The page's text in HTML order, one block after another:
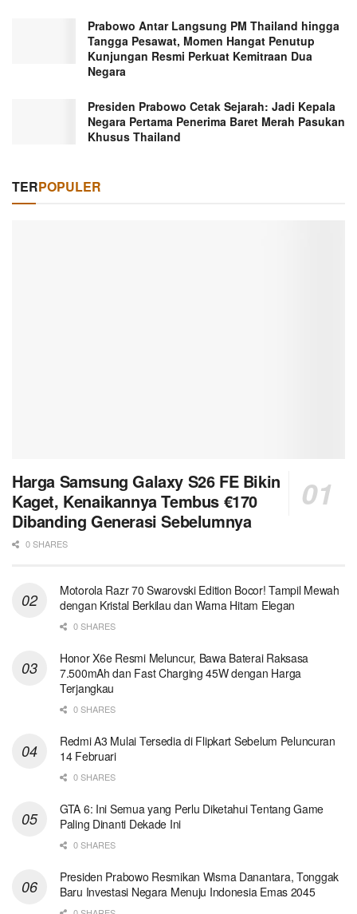
Prabowo Antar Langsung PM Thailand hingga
Tangga Pesawat, Momen Hangat Penutup
Kunjungan Resmi Perkuat Kemitraan Dua
Negara
Presiden Prabowo Cetak Sejarah: Jadi Kepala
Negara Pertama Penerima Baret Merah Pasukan
Khusus Thailand
TERPOPULER
Harga Samsung Galaxy S26 FE Bikin
Kaget, Kenaikannya Tembus €170
Dibanding Generasi Sebelumnya
0 SHARES
Motorola Razr 70 Swarovski Edition Bocor! Tampil Mewah
dengan Kristal Berkilau dan Warna Hitam Elegan
0 SHARES
Honor X6e Resmi Meluncur, Bawa Baterai Raksasa
7.500mAh dan Fast Charging 45W dengan Harga
Terjangkau
0 SHARES
Redmi A3 Mulai Tersedia di Flipkart Sebelum Peluncuran
14 Februari
0 SHARES
GTA 6: Ini Semua yang Perlu Diketahui Tentang Game
Paling Dinanti Dekade Ini
0 SHARES
Presiden Prabowo Resmikan Wisma Danantara, Tonggak
Baru Investasi Negara Menuju Indonesia Emas 2045